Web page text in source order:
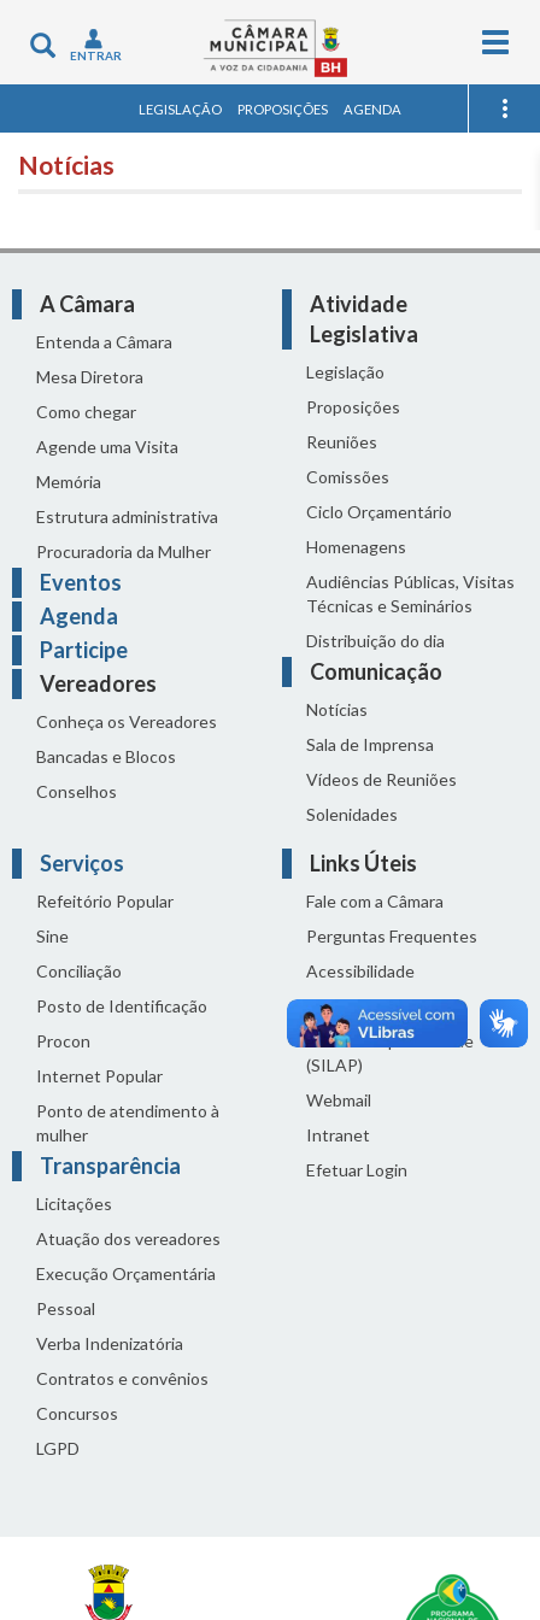
Toggle
navigation
ENTRAR
LEGISLAÇÃO PROPOSIÇÕES AGENDA
Notícias
A Câmara
Entenda a Câmara
Mesa Diretora
Como chegar
Agende uma Visita
Memória
Estrutura administrativa
Procuradoria da Mulher
Eventos
Agenda
Participe
Vereadores
Conheça os Vereadores
Bancadas e Blocos
Conselhos
Atividade
Legislativa
Legislação
Proposições
Reuniões
Comissões
Ciclo Orçamentário
Homenagens
Audiências Públicas, Visitas
Técnicas e Seminários
Distribuição do dia
Comunicação
Notícias
Sala de Imprensa
Vídeos de Reuniões
Solenidades
Serviços
Refeitório Popular
Sine
Conciliação
Posto de Identificação
Procon
Internet Popular
Ponto de atendimento à
mulher
Transparência
Licitações
Atuação dos vereadores
Execução Orçamentária
Pessoal
Verba Indenizatória
Contratos e convênios
Concursos
LGPD
Links Úteis
Fale com a Câmara
Perguntas Frequentes
Acessibilidade
Termos de uso
Política de privacidade
(SILAP)
Webmail
Intranet
Efetuar Login